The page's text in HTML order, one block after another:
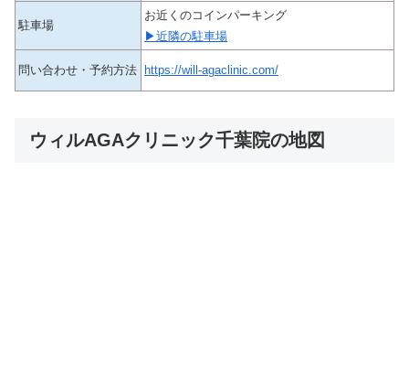
駐車場
お近くのコインパーキング
▶近隣の駐車場
問い合わせ・予約方法 https://will-agaclinic.com/
ウィルAGAクリニック千葉院の地図